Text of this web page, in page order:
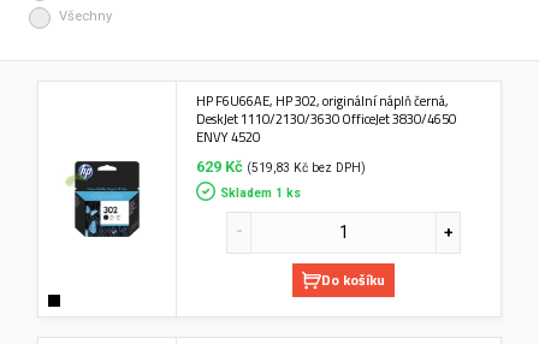
Všechny
HP F6U66AE, HP 302, originální náplň černá,
DeskJet 1110/2130/3630 OfficeJet 3830/4650
ENVY 4520
629 Kč (519,83 Kč bez DPH)
Skladem 1 ks
Do košíku